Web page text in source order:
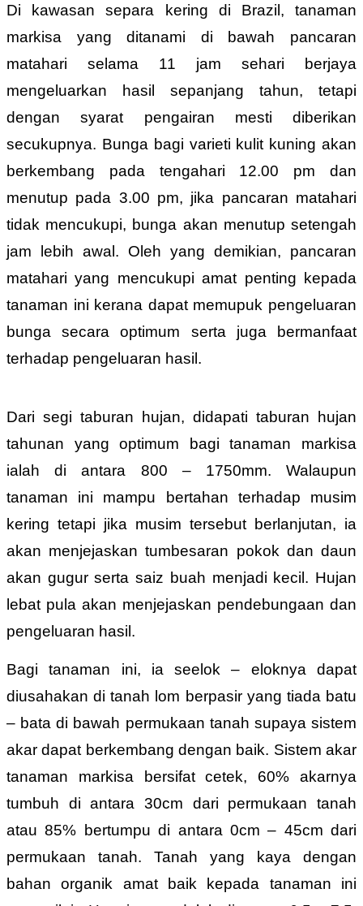
Di kawasan separa kering di Brazil, tanaman
markisa yang ditanami di bawah pancaran
matahari selama 11 jam sehari berjaya
mengeluarkan hasil sepanjang tahun, tetapi
dengan syarat pengairan mesti diberikan
secukupnya. Bunga bagi varieti kulit kuning akan
berkembang pada tengahari 12.00 pm dan
menutup pada 3.00 pm, jika pancaran matahari
tidak mencukupi, bunga akan menutup setengah
jam lebih awal. Oleh yang demikian, pancaran
matahari yang mencukupi amat penting kepada
tanaman ini kerana dapat memupuk pengeluaran
bunga secara optimum serta juga bermanfaat
terhadap pengeluaran hasil.
Dari segi taburan hujan, didapati taburan hujan
tahunan yang optimum bagi tanaman markisa
ialah di antara 800 – 1750mm. Walaupun
tanaman ini mampu bertahan terhadap musim
kering tetapi jika musim tersebut berlanjutan, ia
akan menjejaskan tumbesaran pokok dan daun
akan gugur serta saiz buah menjadi kecil. Hujan
lebat pula akan menjejaskan pendebungaan dan
pengeluaran hasil.
Bagi tanaman ini, ia seelok – eloknya dapat
diusahakan di tanah lom berpasir yang tiada batu
– bata di bawah permukaan tanah supaya sistem
akar dapat berkembang dengan baik. Sistem akar
tanaman markisa bersifat cetek, 60% akarnya
tumbuh di antara 30cm dari permukaan tanah
atau 85% bertumpu di antara 0cm – 45cm dari
permukaan tanah. Tanah yang kaya dengan
bahan organik amat baik kepada tanaman ini